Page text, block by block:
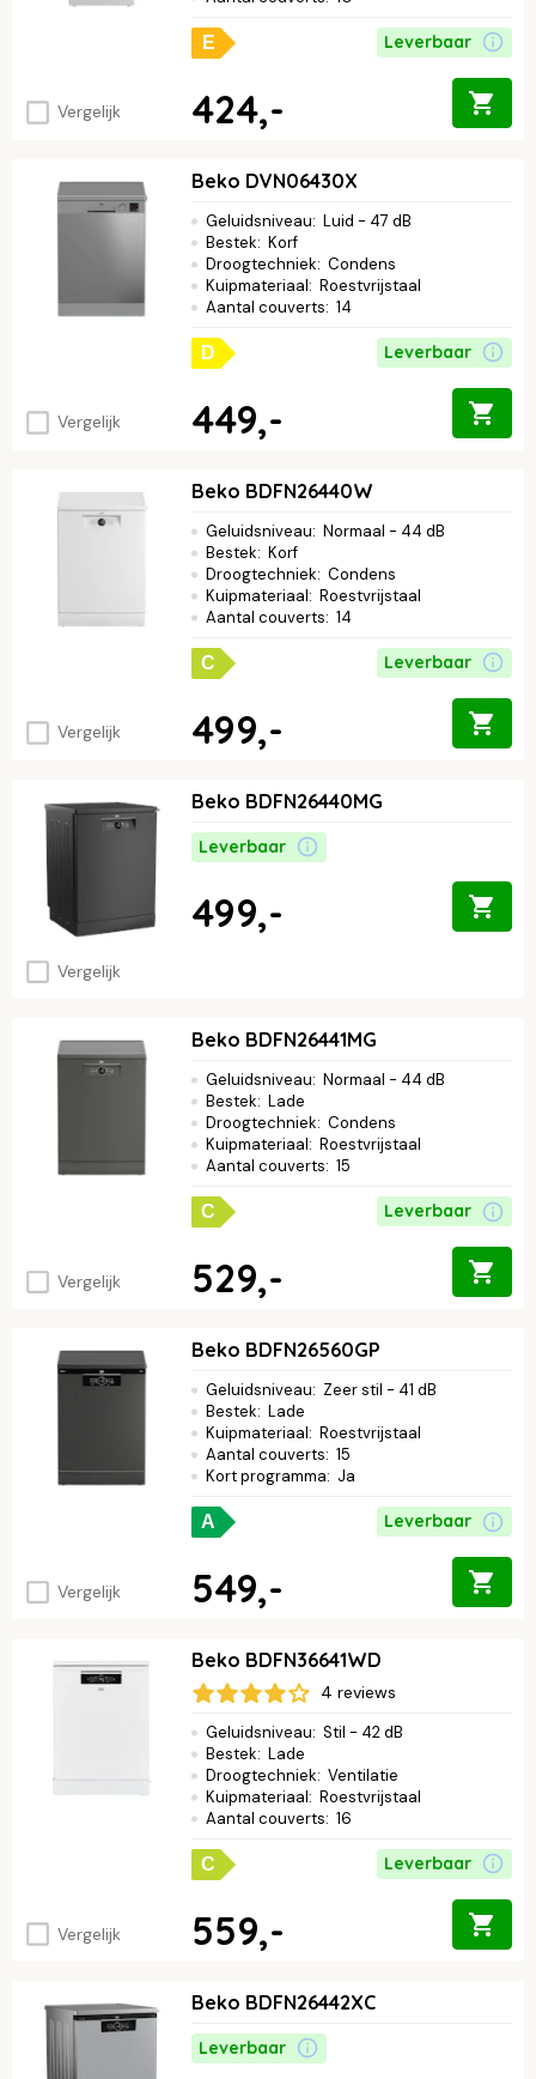
Vergelijk
E Leverbaar
424,-
Vergelijk
Beko DVN06430X
Geluidsniveau: Luid - 47 dB
Bestek: Korf
Droogtechniek: Condens
Kuipmateriaal: Roestvrijstaal
Aantal couverts: 14
D Leverbaar
449,-
Vergelijk
Beko BDFN26440W
Geluidsniveau: Normaal - 44 dB
Bestek: Korf
Droogtechniek: Condens
Kuipmateriaal: Roestvrijstaal
Aantal couverts: 14
C Leverbaar
499,-
Vergelijk
Beko BDFN26440MG
Leverbaar
499,-
Vergelijk
Beko BDFN26441MG
Geluidsniveau: Normaal - 44 dB
Bestek: Lade
Droogtechniek: Condens
Kuipmateriaal: Roestvrijstaal
Aantal couverts: 15
C Leverbaar
529,-
Vergelijk
Beko BDFN26560GP
Geluidsniveau: Zeer stil - 41 dB
Bestek: Lade
Kuipmateriaal: Roestvrijstaal
Aantal couverts: 15
Kort programma: Ja
A Leverbaar
549,-
Vergelijk
Beko BDFN36641WD
4 reviews
Geluidsniveau: Stil - 42 dB
Bestek: Lade
Droogtechniek: Ventilatie
Kuipmateriaal: Roestvrijstaal
Aantal couverts: 16
C Leverbaar
559,-
Beko BDFN26442XC
Leverbaar